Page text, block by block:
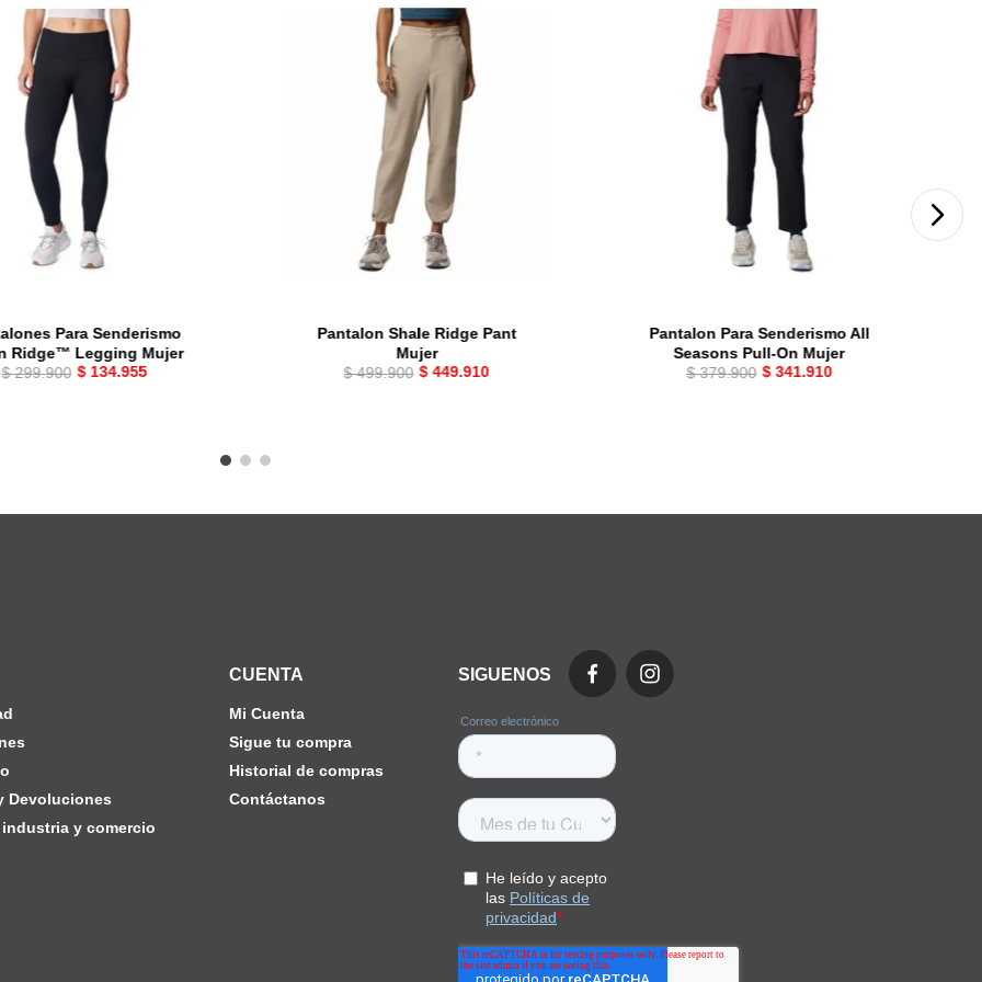
Para Senderismo
Ridge™ Legging Mujer
$ 299.900 $ 134.955
Pantalon Shale Ridge Pant
Mujer
$ 499.900 $ 449.910
Pantalon Para Senderismo All
Seasons Pull-On Mujer
$ 379.900 $ 341.910
Devoluciones
y comercio
CUENTA
Mi Cuenta
Sigue tu compra
Historial de compras
Contáctanos
SIGUENOS